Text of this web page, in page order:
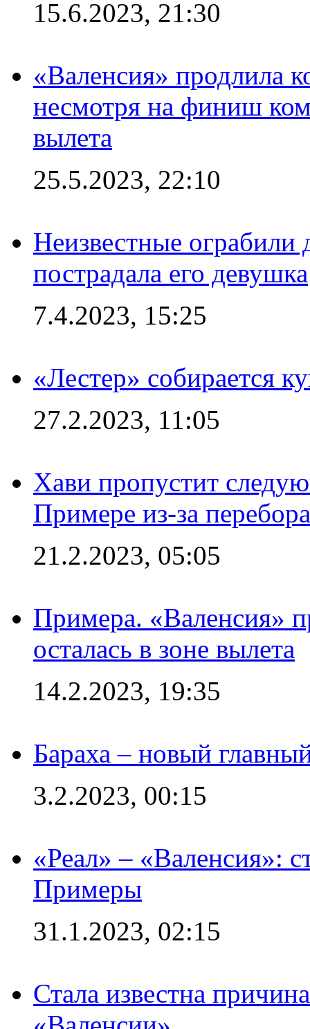
15.6.2023, 21:30
«Валенсия» продлила
несмотря на финиш
вылета
25.5.2023, 22:10
Неизвестные
пострадала его девушка
7.4.2023, 15:25
«Лестер» собирается
27.2.2023, 11:05
Хави пропустит
Примере из-за
21.2.2023, 05:05
Примера. «Валенсия»
осталась в зоне вылета
14.2.2023, 19:35
Бараха – новый
3.2.2023, 00:15
«Реал» – «Валенсия»:
Примеры
31.1.2023, 02:15
Стала известна